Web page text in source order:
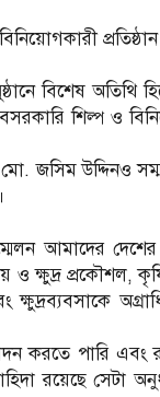
বিশেষ অতিথি
শিল্প ও
জসিম উদ্দিনও
আমাদের
ও ক্ষুদ্র প্রকৌশল,
পারি এবং
রয়েছে সেটা